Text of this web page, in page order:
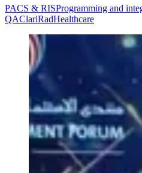
PACS & RISProgramming and
QAClariRadHealthcare